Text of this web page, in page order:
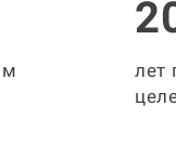
лет